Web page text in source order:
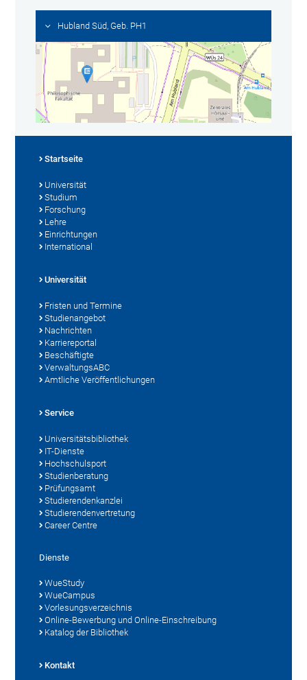
Hubland Süd, Geb. PH1
Startseite
Universität
Studium
Forschung
Lehre
Einrichtungen
International
Universität
Fristen und Termine
Studienangebot
Nachrichten
Karriereportal
Beschäftigte
VerwaltungsABC
Amtliche Veröffentlichungen
Service
Universitätsbibliothek
IT-Dienste
Hochschulsport
Studienberatung
Prüfungsamt
Studierendenkanzlei
Studierendenvertretung
Career Centre
Dienste
WueStudy
WueCampus
Vorlesungsverzeichnis
Online-Bewerbung und Online-Einschreibung
Katalog der Bibliothek
Kontakt